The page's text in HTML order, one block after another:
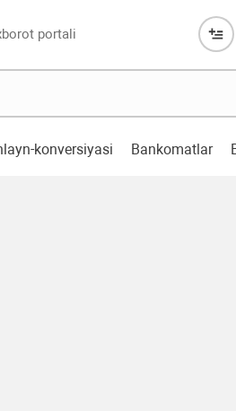
portali
konversiyasi Bankomatlar